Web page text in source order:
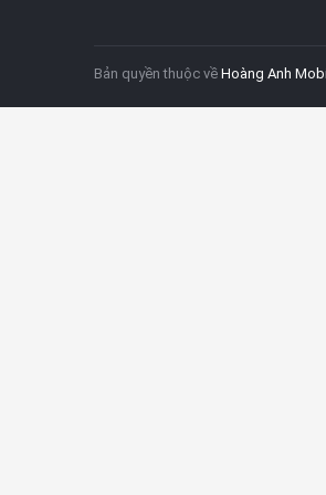
Bản quyền thuộc về Hoàng Anh